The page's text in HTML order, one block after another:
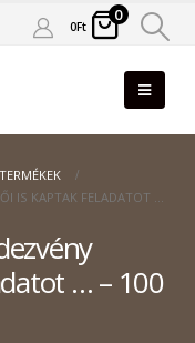
0Ft
0
IS KAPTAK FELADATOT …
… – 100